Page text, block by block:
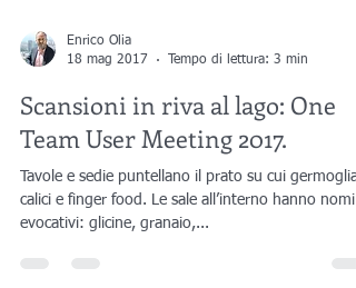
18 mag 2017
Tempo di lettura: 3 min
Scansioni in riva al lago: One